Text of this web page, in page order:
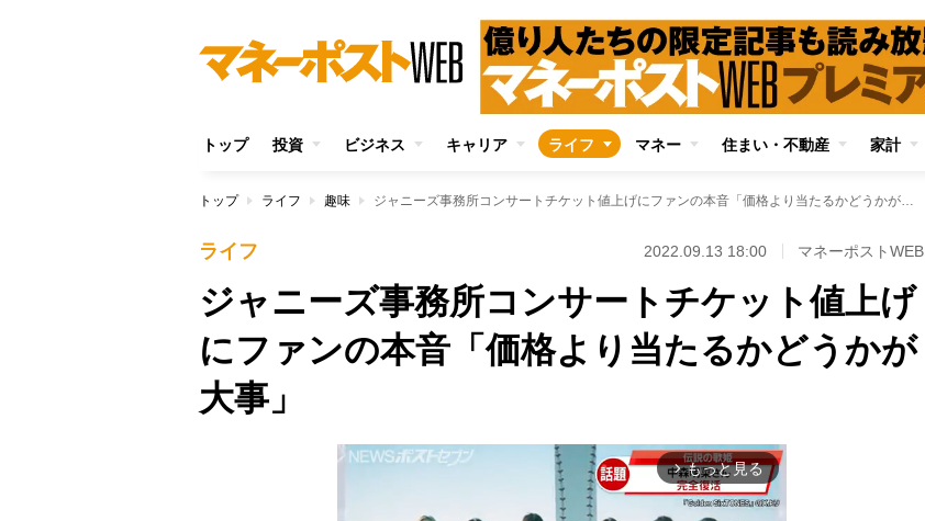
トップ 投資 ビジネス キャリア ライフ マネー 住まい・不動産 家計
トップ ライフ 趣味 ジャニーズ事務所コンサートチケット値上げにファンの本音「価格より当たるかどうかが大事」
ライフ 2022.09.13 18:00 マネーポストWEB
ジャニーズ事務所コンサートチケット値上げ
にファンの本音「価格より当たるかどうかが
大事」
arrow_forward_ios もっと見る